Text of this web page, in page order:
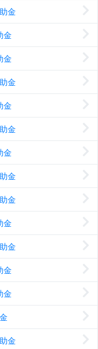
金
金
金
金
金
金
金
金
金
金
金
金
金
金